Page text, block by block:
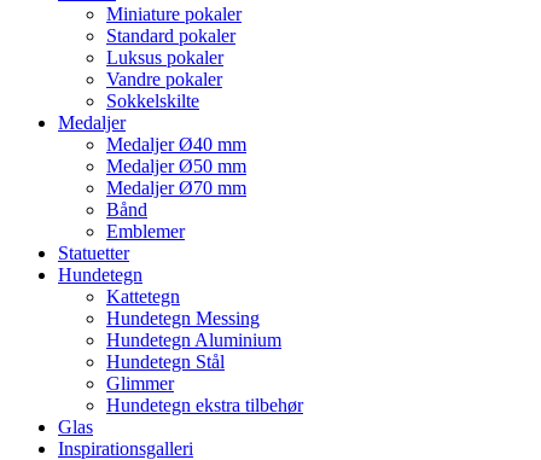
Miniature pokaler
Standard pokaler
Luksus pokaler
Vandre pokaler
Sokkelskilte
Medaljer
Medaljer Ø40 mm
Medaljer Ø50 mm
Medaljer Ø70 mm
Bånd
Emblemer
Statuetter
Hundetegn
Kattetegn
Hundetegn Messing
Hundetegn Aluminium
Hundetegn Stål
Glimmer
Hundetegn ekstra tilbehør
Glas
Inspirationsgalleri